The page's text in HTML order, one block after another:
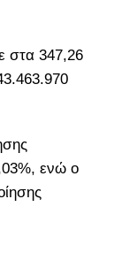
στα 347,26
ενώ ο